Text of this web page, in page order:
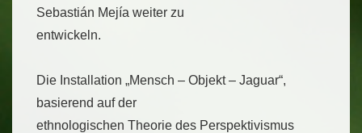
Sebastián Mejía weiter zu
entwickeln.
Die Installation „Mensch – Objekt – Jaguar“,
basierend auf der
ethnologischen Theorie des Perspektivismus